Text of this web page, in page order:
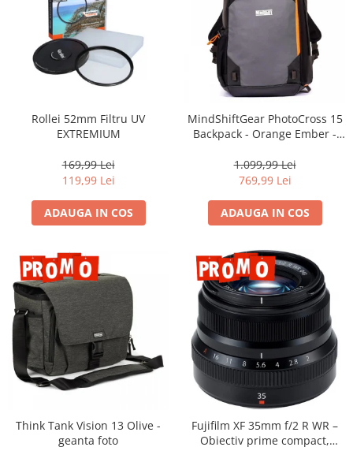
Rollei 52mm Filtru UV
EXTREMIUM
169,99 Lei
119,99 Lei
ADAUGA IN COS
MindShiftGear PhotoCross 15
Backpack - Orange Ember -
1.099,99 Lei
769,99 Lei
ADAUGA IN COS
Think Tank Vision 13 Olive -
geanta foto
Fujifilm XF 35mm f/2 R WR –
Obiectiv prime compact,